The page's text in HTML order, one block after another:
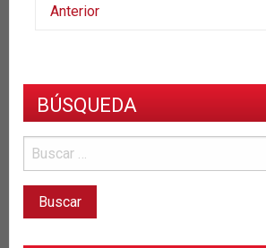
Anterior
BÚSQUEDA